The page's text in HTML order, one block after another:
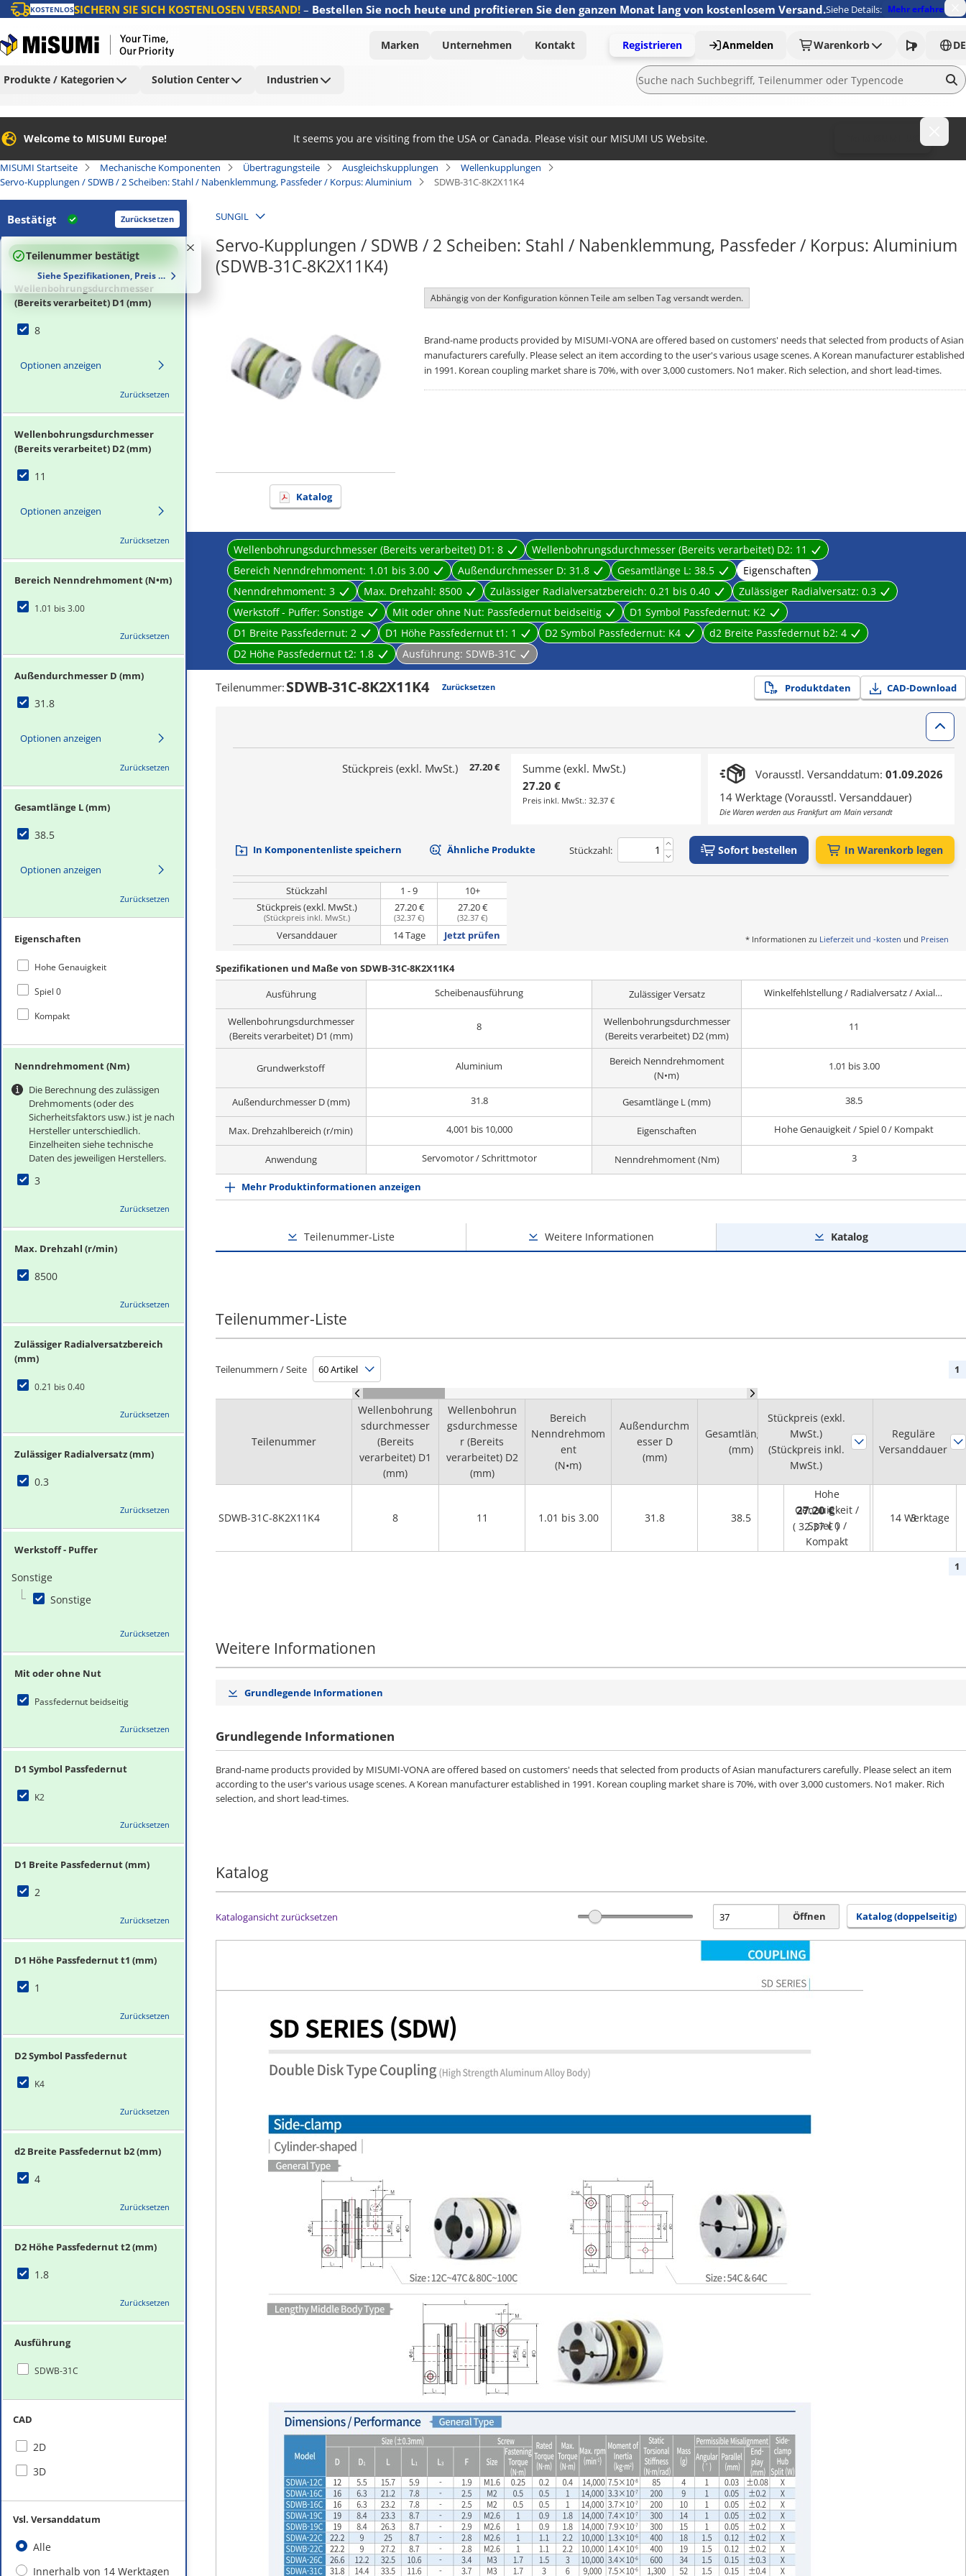
KOSTENLOSSICHERN SIE SICH KOSTENLOSEN VERSAND!– Bestellen Sie noch heute und profitieren Sie den ganzen Monat lang von kostenlosem Versand.Siehe Details: Mehr erfahren
Marken Unternehmen Kontakt Registrieren Anmelden Warenkorb DE
Produkte / Kategorien Solution Center Industrien
Welcome to MISUMI Europe! It seems you are visiting from the USA or Canada. Please visit our MISUMI US Website.
MISUMI Startseite Mechanische Komponenten Übertragungsteile Ausgleichskupplungen
Wellenkupplungen
Servo-Kupplungen / SDWB / 2 Scheiben: Stahl / Nabenklemmung, Passfeder / Korpus: Aluminium
SDWB-31C-8K2X11K4
Bestätigt Zurücksetzen
100%
Teilenummer bestätigt
Siehe Spezifikationen, Preis und Lieferzeiten
Wellenbohrungsdurchmesser
(Bereits verarbeitet) D1 (mm)
8
Optionen anzeigen
Zurücksetzen
Wellenbohrungsdurchmesser
(Bereits verarbeitet) D2 (mm)
11
Optionen anzeigen
Zurücksetzen
Bereich Nenndrehmoment (N•m)
1.01 bis 3.00
Zurücksetzen
Außendurchmesser D (mm)
31.8
Optionen anzeigen
Zurücksetzen
Gesamtlänge L (mm)
38.5
Optionen anzeigen
Zurücksetzen
Eigenschaften
Hohe Genauigkeit
Spiel 0
Kompakt
Nenndrehmoment (Nm)
Die Berechnung des zulässigen
Drehmoments (oder des
Sicherheitsfaktors usw.) ist je nach
Hersteller unterschiedlich.
Einzelheiten siehe technische
Daten des jeweiligen Herstellers.
3
Zurücksetzen
Max. Drehzahl (r/min)
8500
Zurücksetzen
Zulässiger Radialversatzbereich
(mm)
0.21 bis 0.40
Zurücksetzen
Zulässiger Radialversatz (mm)
0.3
Zurücksetzen
Werkstoff - Puffer
Sonstige
Sonstige
Zurücksetzen
Mit oder ohne Nut
Passfedernut beidseitig
Zurücksetzen
D1 Symbol Passfedernut
K2
Zurücksetzen
D1 Breite Passfedernut (mm)
2
Zurücksetzen
D1 Höhe Passfedernut t1 (mm)
1
Zurücksetzen
D2 Symbol Passfedernut
K4
Zurücksetzen
d2 Breite Passfedernut b2 (mm)
4
Zurücksetzen
D2 Höhe Passfedernut t2 (mm)
1.8
Zurücksetzen
Ausführung
SDWB-31C
CAD
2D
3D
Vsl. Versanddatum
Alle
Innerhalb von 14 Werktagen
SUNGIL
Servo-Kupplungen / SDWB / 2 Scheiben: Stahl / Nabenklemmung, Passfeder / Korpus: Aluminium
(SDWB-31C-8K2X11K4)
Katalog
Abhängig von der Konfiguration können Teile am selben Tag versandt werden.
Brand-name products provided by MISUMI-VONA are offered based on customers' needs that selected from products of Asian
manufacturers carefully. Please select an item according to the user's various usage scenes. A Korean manufacturer established
in 1991. Korean coupling market share is 70%, with over 3,000 customers. No1 maker. Rich selection, and short lead-times.
Wellenbohrungsdurchmesser (Bereits verarbeitet) D1: 8 Wellenbohrungsdurchmesser (Bereits verarbeitet) D2: 11
Bereich Nenndrehmoment: 1.01 bis 3.00 Außendurchmesser D: 31.8 Gesamtlänge L: 38.5
Eigenschaften
Nenndrehmoment: 3 Max. Drehzahl: 8500 Zulässiger Radialversatzbereich: 0.21 bis 0.40 Zulässiger Radialversatz: 0.3
Werkstoff - Puffer: Sonstige Mit oder ohne Nut: Passfedernut beidseitig D1 Symbol Passfedernut: K2
D1 Breite Passfedernut: 2 D1 Höhe Passfedernut t1: 1 D2 Symbol Passfedernut: K4 d2 Breite Passfedernut b2: 4
D2 Höhe Passfedernut t2: 1.8 Ausführung: SDWB-31C
Teilenummer: SDWB-31C-8K2X11K4 Zurücksetzen Produktdaten CAD-Download
Stückpreis (exkl. MwSt.) 27.20 €
Summe (exkl. MwSt.)
27.20 €
Preis inkl. MwSt.: 32.37 €
Vorausstl. Versanddatum: 01.09.2026
14 Werktage (Vorausstl. Versanddauer)
Die Waren werden aus Frankfurt am Main versandt
In Komponentenliste speichern Ähnliche Produkte Stückzahl: Sofort bestellen In Warenkorb legen
Stückzahl 1 - 9
10+
Stückpreis (exkl. MwSt.)
(Stückpreis inkl. MwSt.)
27.20 €
(32.37 €)
27.20 €
(32.37 €)
Versanddauer 14 Tage Jetzt prüfen * Informationen zu Lieferzeit und -kosten und Preisen
Spezifikationen und Maße von SDWB-31C-8K2X11K4
Ausführung
Scheibenausführung Zulässiger Versatz Winkelfehlstellung / Radialversatz / Axial-spiel
Wellenbohrungsdurchmesser
(Bereits verarbeitet) D1 (mm)
8
Wellenbohrungsdurchmesser
(Bereits verarbeitet) D2 (mm)
11
Grundwerkstoff Aluminium
Bereich Nenndrehmoment
(N•m)
1.01 bis 3.00
Außendurchmesser D (mm) 31.8 Gesamtlänge L (mm) 38.5
Max. Drehzahlbereich (r/min) 4,001 bis 10,000 Eigenschaften Hohe Genauigkeit / Spiel 0 / Kompakt
Anwendung Servomotor / Schrittmotor Nenndrehmoment (Nm) 3
Mehr Produktinformationen anzeigen
Teilenummer-Liste Weitere Informationen Katalog
Teilenummer-Liste
Teilenummern / Seite 1
Teilenummer
SDWB-31C-8K2X11K4
Wellenbohrung
sdurchmesser
(Bereits
verarbeitet) D1
(mm)
Wellenbohrun
gsdurchmesse
r (Bereits
verarbeitet) D2
(mm)
Bereich
Nenndrehmom
ent
(N•m)
Außendurchm
esser D
(mm)
Gesamtlänge L
(mm)
Eigenschaften
ent
(Nm)
8 11 1.01 bis 3.00 31.8 38.5
Hohe
Genauigkeit /
Spiel 0 /
Kompakt
3
Stückpreis (exkl.
MwSt.)
(Stückpreis inkl.
MwSt.)
Reguläre
Versanddauer
27.20 €
( 32.37 € )
14 Werktage
1
Weitere Informationen
Grundlegende Informationen
Grundlegende Informationen
Brand-name products provided by MISUMI-VONA are offered based on customers' needs that selected from products of Asian manufacturers carefully. Please select an item
according to the user's various usage scenes. A Korean manufacturer established in 1991. Korean coupling market share is 70%, with over 3,000 customers. No1 maker. Rich
selection, and short lead-times.
Katalog
Katalogansicht zurücksetzen Öffnen Katalog (doppelseitig)